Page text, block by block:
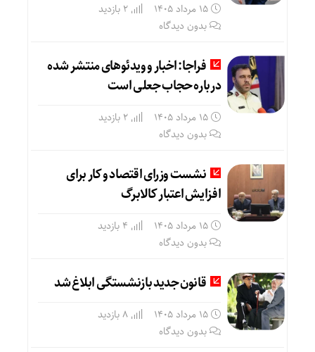
15 مرداد 1405
بدون دیدگاه
فراجا: اخبار و ویدئوهای منتشر شده
درباره حجاب جعلی است
15 مرداد 1405
بدون دیدگاه
نشست وزرای اقتصاد و کار برای
افزایش اعتبار کالابرگ
15 مرداد 1405
بدون دیدگاه
قانون جدید بازنشستگی ابلاغ شد
15 مرداد 1405
بدون دیدگاه